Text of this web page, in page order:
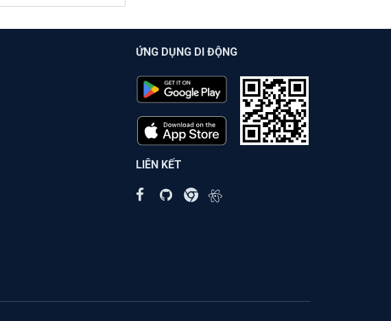
ỨNG DỤNG DI ĐỘNG
LIÊN KẾT